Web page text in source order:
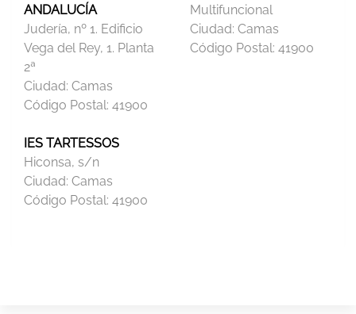
ANDALUCÍA
Judería, nº 1. Edificio
Vega del Rey, 1. Planta
2ª
Ciudad: Camas
Código Postal: 41900
Multifuncional
Ciudad: Camas
Código Postal: 41900
IES TARTESSOS
Hiconsa, s/n
Ciudad: Camas
Código Postal: 41900